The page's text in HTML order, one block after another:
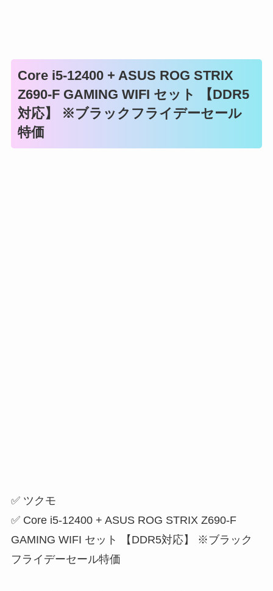
Core i5-12400 + ASUS ROG STRIX
Z690-F GAMING WIFI セット 【DDR5
対応】 ※ブラックフライデーセール
特価
✅ ツクモ
✅ Core i5-12400 + ASUS ROG STRIX Z690-F
GAMING WIFI セット 【DDR5対応】 ※ブラック
フライデーセール特価